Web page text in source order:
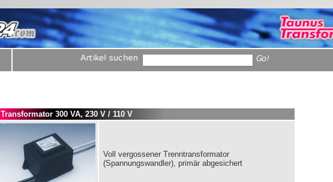
Transformator 300 VA, 230 V / 110 V
Voll vergossener Trenntransformator
(Spannungswandler), primär abgesichert